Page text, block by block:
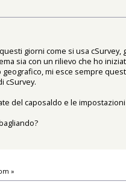
giorni come si usa
sia con un rilievo che ho
mi esce sempre
cSurvey.
del caposaldo e le
»